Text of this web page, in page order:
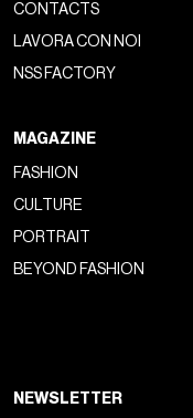
CONTACTS
LAVORA CON NOI
NSS FACTORY
MAGAZINE
FASHION
CULTURE
PORTRAIT
BEYOND FASHION
NEWSLETTER